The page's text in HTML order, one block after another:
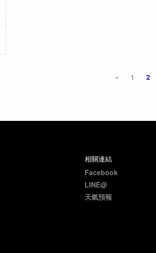
« 1 2
相關連結
Facebook
LINE@
天氣預報